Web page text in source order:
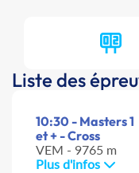
Liste des
10:30 - Masters 1
et + - Cross
VEM - 9765 m
Plus d'infos